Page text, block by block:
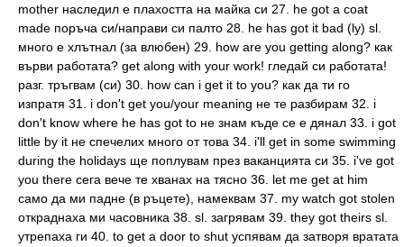
mother наследил е плахостта на майка си 27. he got a coat
made поръча си/направи си палто 28. he has got it bad (ly) sl.
много е хлътнал (за влюбен) 29. how are you getting along? как
върви работата? get along with your work! гледай си работата!
разг. тръгвам (си) 30. how can i get it to you? как да ти го
изпратя 31. i don't get you/your meaning не те разбирам 32. i
don't know where he has got to не знам къде се е дянал 33. i got
little by it не спечелих много от това 34. i'll get in some swimming
during the holidays ще поплувам през ваканцията си 35. i've got
you there сега вече те хванах на тясно 36. let me get at him
само да ми падне (в ръцете), намеквам 37. my watch got stolen
откраднаха ми часовника 38. sl. загрявам 39. they got theirs sl.
утрепаха ги 40. to get a door to shut успявам да затворя вратата